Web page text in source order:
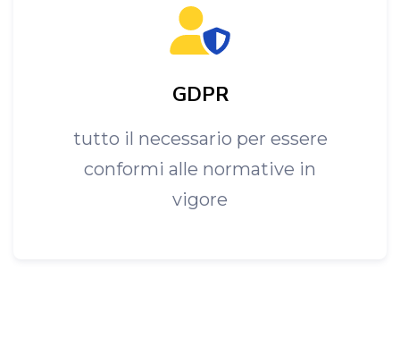
GDPR
tutto il necessario per essere
conformi alle normative in
vigore